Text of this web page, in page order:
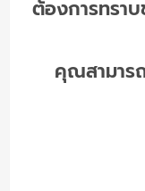
ต้องการทรา
คุณสามาร